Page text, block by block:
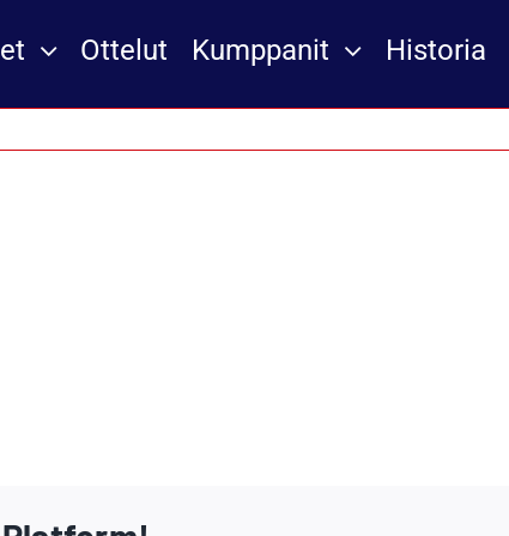
Ottelut Kumppanit Historia